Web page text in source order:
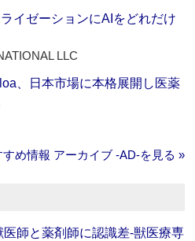
イゼーションにAIをどれだけ
LLC
、日本市場に本格展開し医薬
すめ情報 アーカイブ ‐AD‐を見る »
医師と薬剤師に認識差‐獣医療専